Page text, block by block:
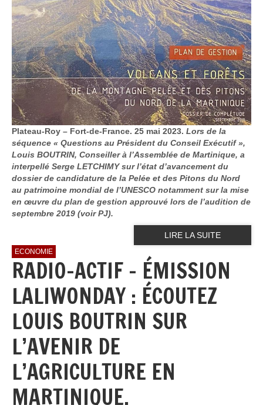
Plateau-Roy – Fort-de-France. 25 mai 2023. Lors de la
séquence « Questions au Président du Conseil Exécutif »,
Louis BOUTRIN, Conseiller à l’Assemblée de Martinique, a
interpellé Serge LETCHIMY sur l’état d’avancement du
dossier de candidature de la Pelée et des Pitons du Nord
au patrimoine mondial de l’UNESCO notamment sur la mise
en œuvre du plan de gestion approuvé lors de l’audition de
septembre 2019 (voir PJ).
LIRE LA SUITE
ECONOMIE
RADIO-ACTIF - ÉMISSION
LALIWONDAY : ÉCOUTEZ
LOUIS BOUTRIN SUR
L’AVENIR DE
L’AGRICULTURE EN
MARTINIQUE.